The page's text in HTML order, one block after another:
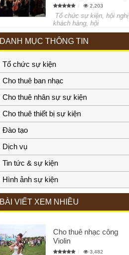
2,203
Tổ chức sự kiện, hội nghị
khách hàng, hội
DANH MỤC THÔNG TIN
Tổ chức sự kiện
Cho thuê ban nhạc
Cho thuê nhân sự sự kiện
Cho thuê thiết bị sự kiện
Đào tạo
Dịch vụ
Tin tức & sự kiện
Hình ảnh sự kiện
BÀI VIẾT XEM NHIỀU
Cho thuê nhạc công
Violin
3,482